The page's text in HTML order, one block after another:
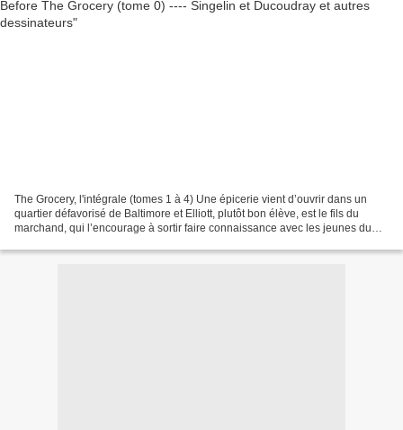
The Grocery, l'intégrale (tomes 1 à 4) Une épicerie vient d’ouvrir dans un
quartier défavorisé de Baltimore et Elliott, plutôt bon élève, est le fils du
marchand, qui l’encourage à sortir faire connaissance avec les jeunes du